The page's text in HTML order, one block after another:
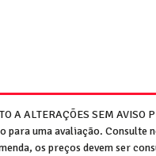
A ALTERAÇÕES SEM
para uma avaliação.
os preços devem ser